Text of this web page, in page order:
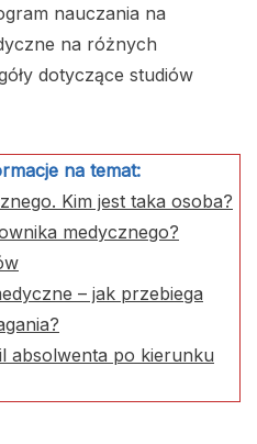
nauczania na
na różnych
dotyczące studiów
na temat:
Kim jest taka osoba?
medycznego?
– jak przebiega
absolwenta po kierunku